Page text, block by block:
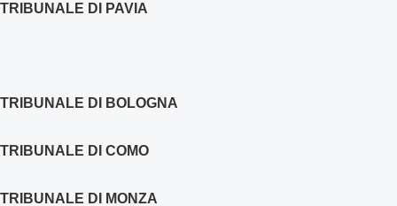
TRIBUNALE DI PAVIA
TRIBUNALE DI BOLOGNA
TRIBUNALE DI COMO
TRIBUNALE DI MONZA